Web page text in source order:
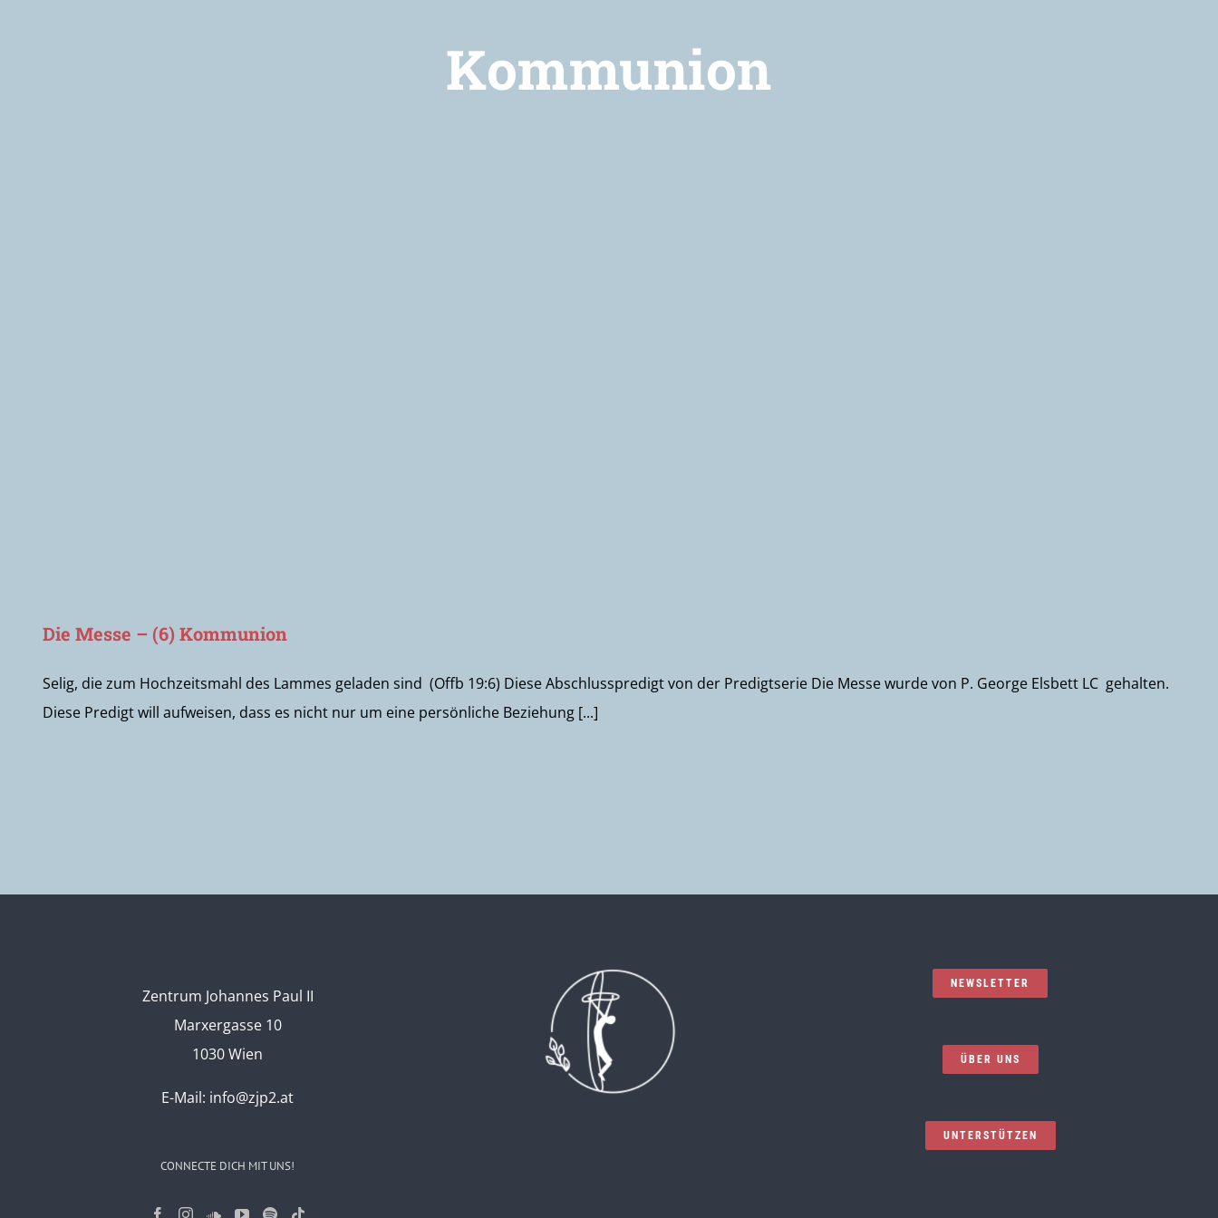
Kommunion
Die Messe – (6) Kommunion
Selig, die zum Hochzeitsmahl des Lammes geladen sind (Offb 19:6) Diese Abschlusspredigt von der Predigtserie Die Messe wurde von P. George Elsbett LC gehalten.
Diese Predigt will aufweisen, dass es nicht nur um eine persönliche Beziehung [...]
Zentrum Johannes Paul II
Marxergasse 10
1030 Wien
E-Mail: info@zjp2.at
CONNECTE DICH MIT UNS!
NEWSLETTER
ÜBER UNS
UNTERSTÜTZEN